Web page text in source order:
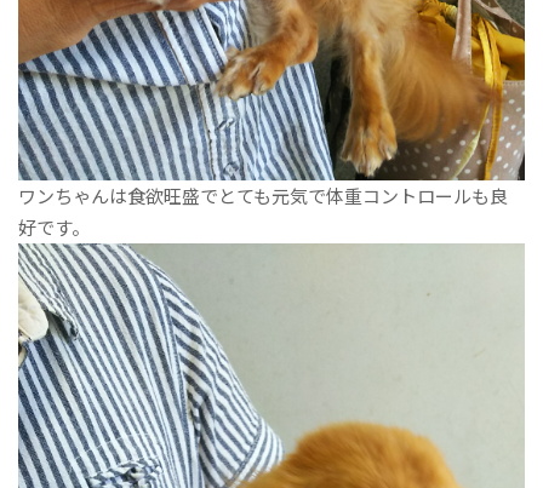
ワンちゃんは食欲旺盛でとても元気で体重コントロールも良
好です。